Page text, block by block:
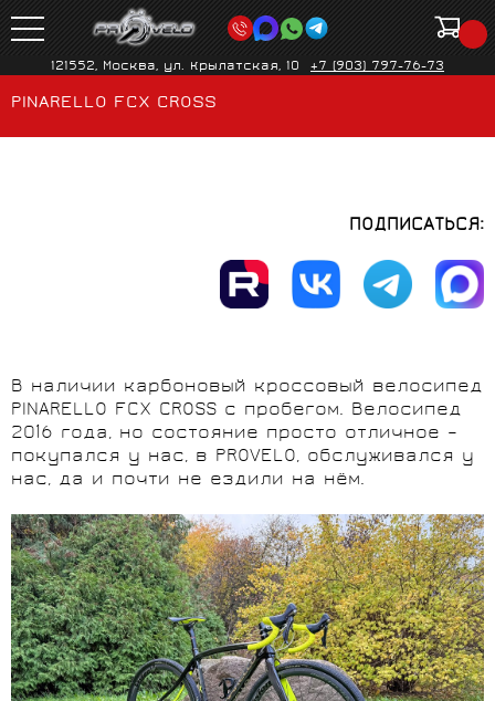
121552, Москва, ул. Крылатская, 10 +7 (903) 797-76-73
PINARELLO FCX CROSS
ПОДПИСАТЬСЯ:
В наличии карбоновый кроссовый велосипед
PINARELLO FCX CROSS с пробегом. Велосипед
2016 года, но состояние просто отличное –
покупался у нас, в PROVELO, обслуживался у
нас, да и почти не ездили на нём.